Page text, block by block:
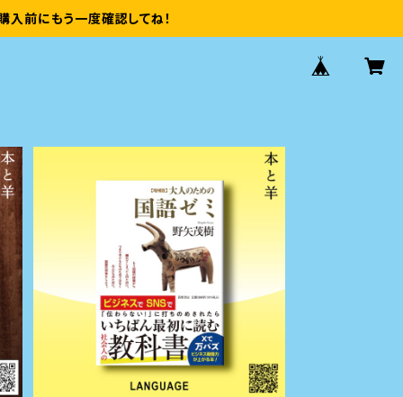
前にもう一度確認してね！